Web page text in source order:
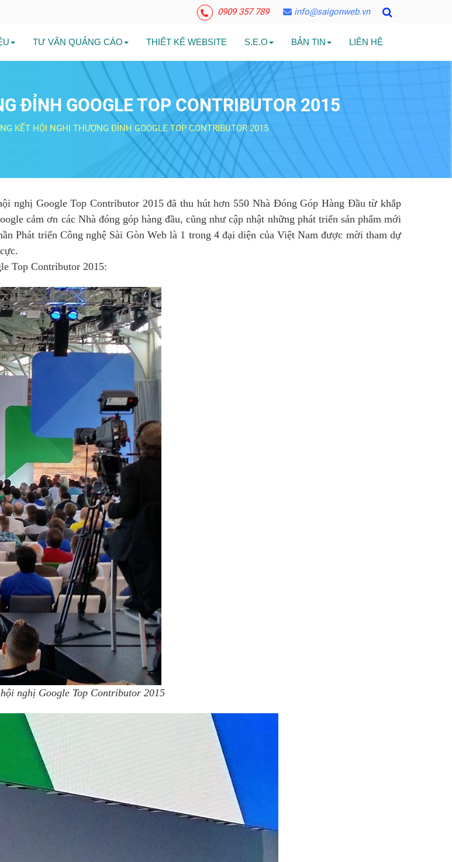
0909 357 789 info@saigonweb.vn
TƯ VẤN QUẢNG CÁO THIẾT KẾ WEBSITE S.E.O BẢN TIN LIÊN HỆ
ĐỈNH GOOGLE TOP CONTRIBUTOR 2015
KẾT HỘI NGHỊ THƯỢNG ĐỈNH GOOGLE TOP CONTRIBUTOR 2015
nghị Google Top Contributor 2015 đã thu hút hơn 550 Nhà Đóng Góp Hàng Đầu từ khắp
cảm ơn các Nhà đóng góp hàng đầu, cũng như cập nhật những phát triển sản phẩm mới
Phát triển Công nghệ Sài Gòn Web là 1 trong 4 đại diện của Việt Nam được mời tham dự
Top Contributor 2015:
nghị Google Top Contributor 2015